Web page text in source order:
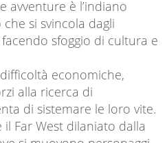
avventure è l’indiano
si svincola dagli
sfoggio di cultura e
economiche,
alla ricerca di
di sistemare le loro vite.
Far West dilaniato dalla